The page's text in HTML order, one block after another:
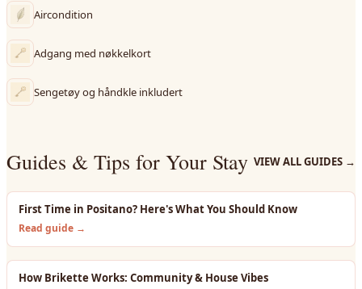
Aircondition
Adgang med nøkkelkort
Sengetøy og håndkle inkludert
Guides & Tips for Your Stay VIEW ALL GUIDES →
First Time in Positano? Here's What You Should Know
Read guide →
How Brikette Works: Community & House Vibes